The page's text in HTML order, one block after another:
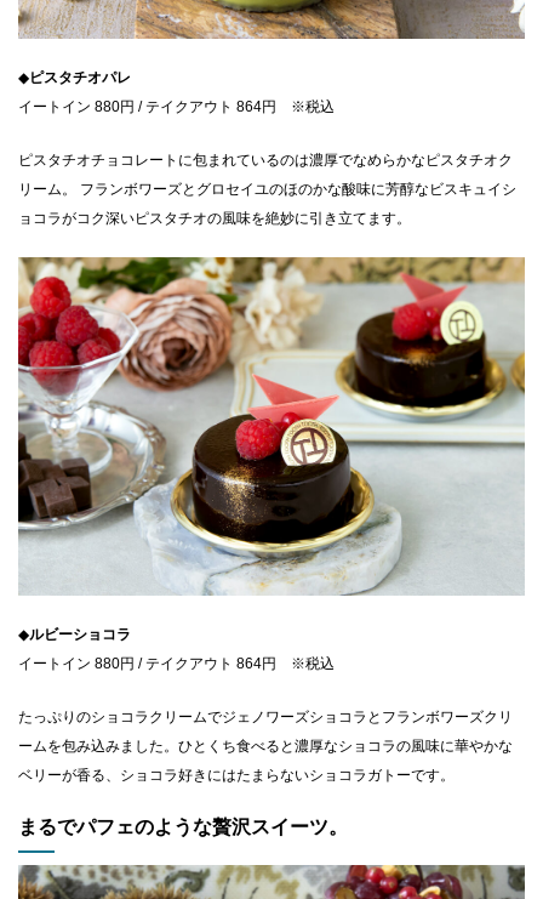
◆ピスタチオパレ
イートイン 880円 / テイクアウト 864円 ※税込
ピスタチオチョコレートに包まれているのは濃厚でなめらかなピスタチオク
リーム。 ​フランボワーズとグロセイユのほのかな酸味に芳醇なビスキュイシ
ョコラがコク深いピスタチオの風味を絶妙に引き立てます。
◆ルビーショコラ
イートイン 880円 / テイクアウト 864円 ※税込
たっぷりのショコラクリームでジェノワーズショコラとフランボワーズクリ
ームを包み込みました。ひとくち食べると濃厚なショコラの風味に華やかな
ベリーが香る、ショコラ好きにはたまらないショコラガトーです。
まるでパフェのような贅沢スイーツ。